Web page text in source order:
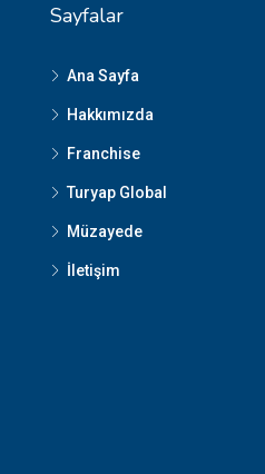
Sayfalar
Ana Sayfa
Hakkımızda
Franchise
Turyap Global
Müzayede
İletişim